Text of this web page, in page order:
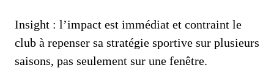
Insight : l’impact est immédiat et contraint le
club à repenser sa stratégie sportive sur plusieurs
saisons, pas seulement sur une fenêtre.